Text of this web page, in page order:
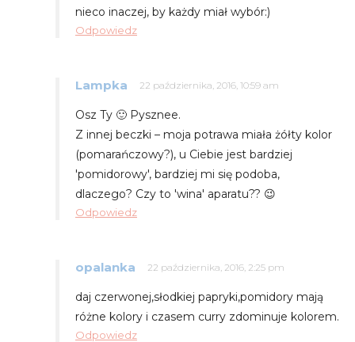
nieco inaczej, by każdy miał wybór:)
Odpowiedz
Lampka 22 października, 2016, 10:59 am
Osz Ty 🙂 Pysznee.
Z innej beczki – moja potrawa miała żółty kolor
(pomarańczowy?), u Ciebie jest bardziej
'pomidorowy', bardziej mi się podoba,
dlaczego? Czy to 'wina' aparatu?? 😉
Odpowiedz
opalanka 22 października, 2016, 2:25 pm
daj czerwonej,słodkiej papryki,pomidory mają
różne kolory i czasem curry zdominuje kolorem.
Odpowiedz